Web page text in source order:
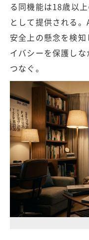
る同機能は18歳以
として提供される
安全上の懸念を検
イバシーを保護し
つなぐ。